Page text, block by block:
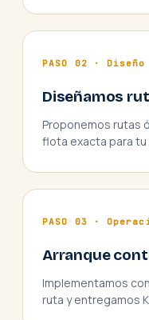
PASO 02 · Diseño
Diseñamos
Proponemos rutas
flota exacta para tu
PASO 03 ·
Arranque
Implementamos
ruta y entregamos